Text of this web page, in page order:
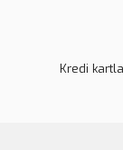
Kredi